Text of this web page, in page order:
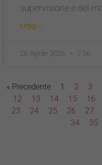
supervisione e del
Leggi »
26 Aprile 2026 7:56
« Precedente 1 2 3
12
13 14 15 16
23
24 25 26 27
34
35